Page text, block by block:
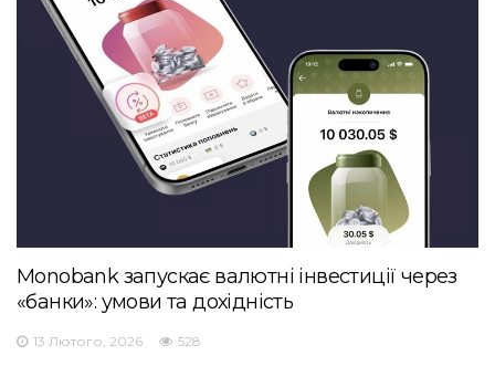
Monobank запускає валютні інвестиції через
«банки»: умови та дохідність
13 Лютого, 2026 528